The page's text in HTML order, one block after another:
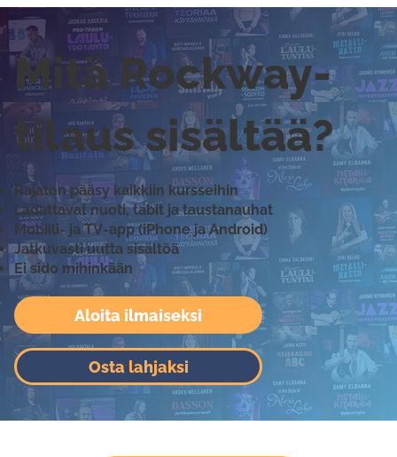
Aloita ilmaiseksi
Osta lahjaksi
Mitä Rockway-
tilaus sisältää?
Rajaton pääsy kaikkiin kursseihin
Ladattavat nuoti, tabit ja taustanauhat
Mobiili- ja TV-app (iPhone ja Android)
Jatkuvasti uutta sisältöä
Ei sido mihinkään